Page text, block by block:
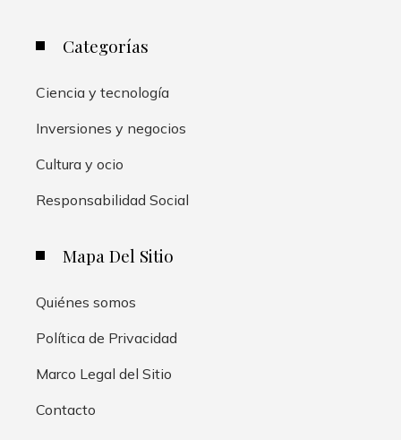
Categorías
Ciencia y tecnología
Inversiones y negocios
Cultura y ocio
Responsabilidad Social
Mapa Del Sitio
Quiénes somos
Política de Privacidad
Marco Legal del Sitio
Contacto